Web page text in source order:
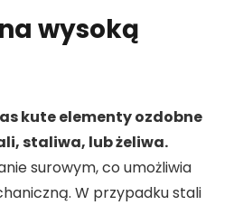
wysoką
kute elementy ozdobne
staliwa, lub żeliwa.
surowym, co umożliwia
W przypadku stali